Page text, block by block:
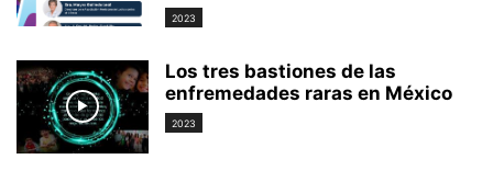
2023
Los tres bastiones de las
enfremedades raras en México
2023